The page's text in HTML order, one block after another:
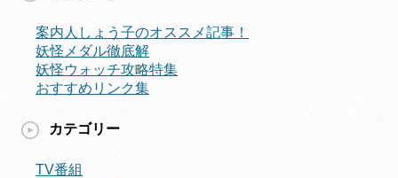
案内人しょう子のオススメ記事！
妖怪メダル徹底解
妖怪ウォッチ攻略特集
おすすめリンク集
カテゴリー
TV番組